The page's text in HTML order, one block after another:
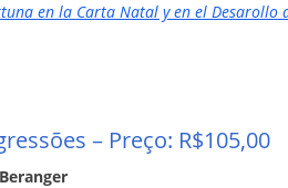
en la Carta Natal y en el Desarollo
– Preço: R$105,00